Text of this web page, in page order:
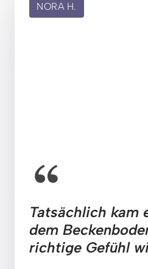
NORA H.
Tatsächlich kam
dem
richtige Gefühl